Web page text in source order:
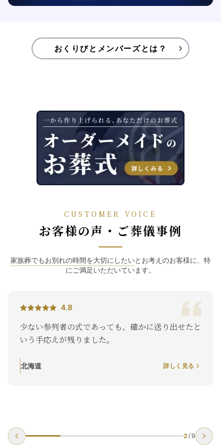
おくりびとメンバーズとは？
CUSTOMER VOICE
お客様の声・ご葬儀事例
家族葬でもお別れの時間を大切にしたいとお考えのお客様に、特
にご満足いただいています。
4.8
少ない参列者の式であっても、確かに送り出せたと
いう手応えが残りました。
北海道 詳しく見る
2 / 9